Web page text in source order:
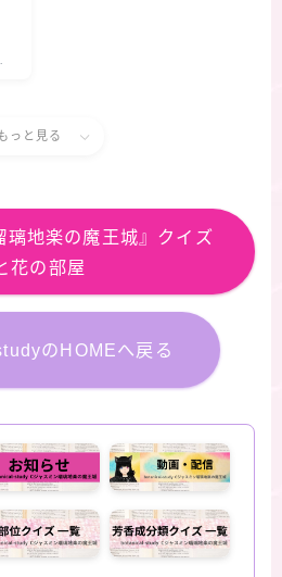
っと見る
璃地楽の魔王城』クイズ
花の部屋
のHOMEへ戻る